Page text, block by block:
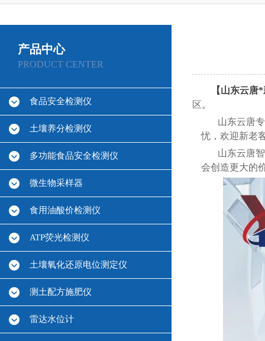
产品中心
PRODUCT CENTER
食品安全检测仪
土壤养分检测仪
多功能食品安全检测仪
微生物采样器
食用油酸价检测仪
ATP荧光检测仪
土壤氧化还原电位测定仪
测土配方施肥仪
雷达水位计
【山东云唐
区。
山东云唐
忧，欢迎新老
山东云唐
会创造更大的